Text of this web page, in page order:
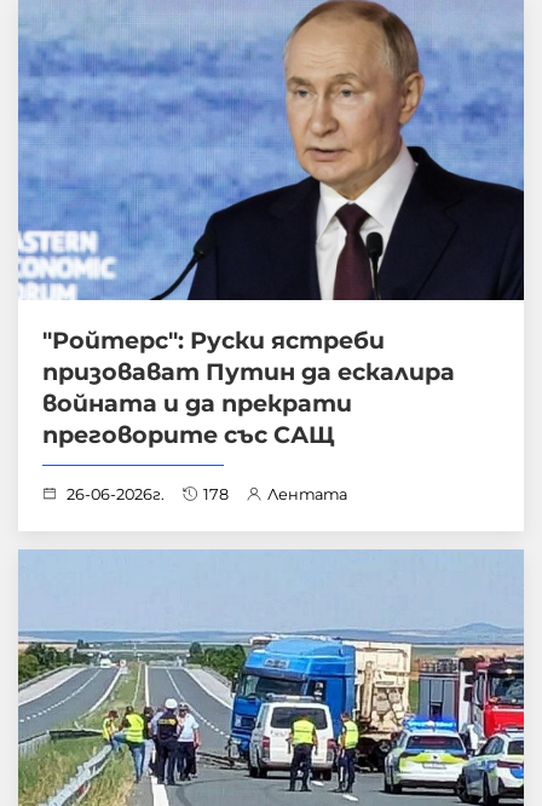
"Ройтерс": Руски ястреби
призовават Путин да ескалира
войната и да прекрати
преговорите със САЩ
26-06-2026г. 178 Лентата